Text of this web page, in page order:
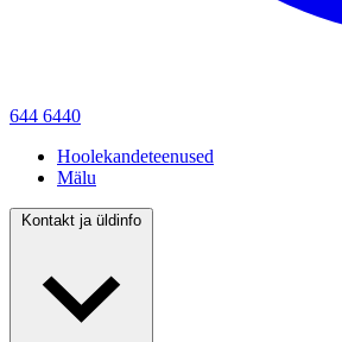
644 6440
Hoolekandeteenused
Mälu
Kontakt ja üldinfo